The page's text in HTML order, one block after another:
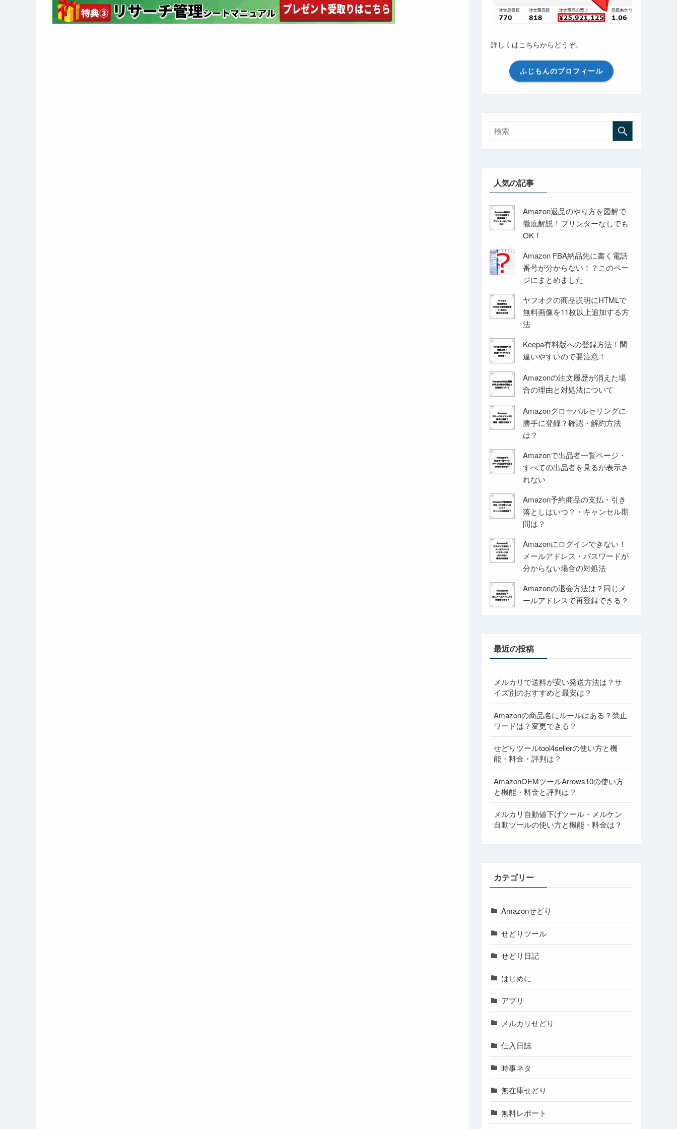
詳しくはこちらからどうぞ。
ふじもんのプロフィール
人気の記事
Amazon返品のやり方を図解で
徹底解説！プリンターなしでも
OK！
Amazon FBA納品先に書く電話
番号が分からない！？このペー
ジにまとめました
ヤフオクの商品説明にHTMLで
無料画像を11枚以上追加する方
法
Keepa有料版への登録方法！間
違いやすいので要注意！
Amazonの注文履歴が消えた場
合の理由と対処法について
Amazonグローバルセリングに
勝手に登録？確認・解約方法
は？
Amazonで出品者一覧ページ・
すべての出品者を見るが表示さ
れない
Amazon予約商品の支払・引き
落としはいつ？・キャンセル期
間は？
Amazonにログインできない！
メールアドレス・パスワードが
分からない場合の対処法
Amazonの退会方法は？同じメ
ールアドレスで再登録できる？
最近の投稿
メルカリで送料が安い発送方法は？サ
イズ別のおすすめと最安は？
Amazonの商品名にルールはある？禁止
ワードは？変更できる？
せどりツールtool4sellerの使い方と機
能・料金・評判は？
AmazonOEMツールArrows10の使い方
と機能・料金と評判は？
メルカリ自動値下げツール・メルケン
自動ツールの使い方と機能・料金は？
カテゴリー
Amazonせどり
せどりツール
せどり日記
はじめに
アプリ
メルカリせどり
仕入日誌
時事ネタ
無在庫せどり
無料レポート